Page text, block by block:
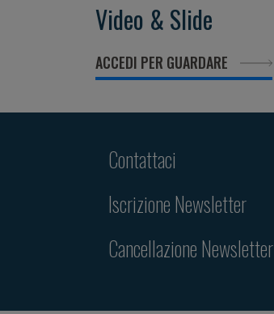
Video & Slide
ACCEDI PER GUARDARE
Contattaci
Iscrizione Newsletter
Cancellazione Newsletter